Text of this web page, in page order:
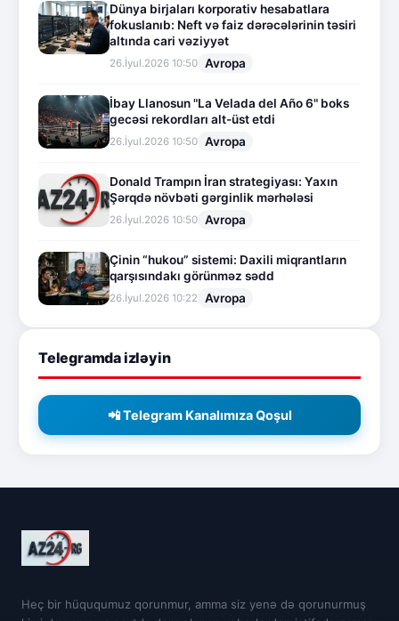
Dünya birjaları korporativ hesabatlara
fokuslanıb: Neft və faiz dərəcələrinin təsiri
altında cari vəziyyət
26.İyul.2026 10:50 Avropa
İbay Llanosun "La Velada del Año 6" boks
gecəsi rekordları alt-üst etdi
26.İyul.2026 10:50 Avropa
Donald Trampın İran strategiyası: Yaxın
Şərqdə növbəti gərginlik mərhələsi
26.İyul.2026 10:50 Avropa
Çinin “hukou” sistemi: Daxili miqrantların
qarşısındakı görünməz sədd
26.İyul.2026 10:22 Avropa
Telegramda izləyin
📲 Telegram Kanalımıza Qoşul
Heç bir hüququmuz qorunmur, amma siz yenə də qorunurmuş